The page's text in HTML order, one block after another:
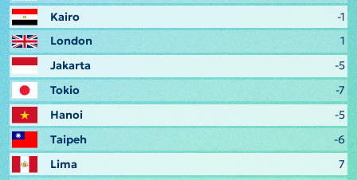
Kairo
-1
London
1
Jakarta
-5
Tokio
-7
Hanoi
-5
Taipeh
-6
Lima
7